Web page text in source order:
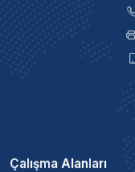
Çalışma Alanları